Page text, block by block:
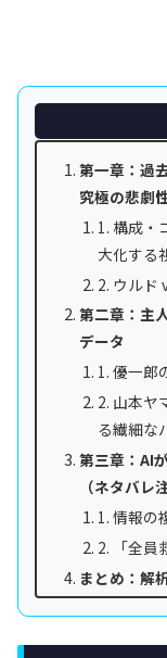
第一章：過
究極の悲劇
1. 構成・
大化する
2. ウルド
第二章：主
データ
1. 優一郎
2. 山本ヤ
る繊細な
第三章：AI
（ネタバレ
1. 情報の
2. 「全員
まとめ：解